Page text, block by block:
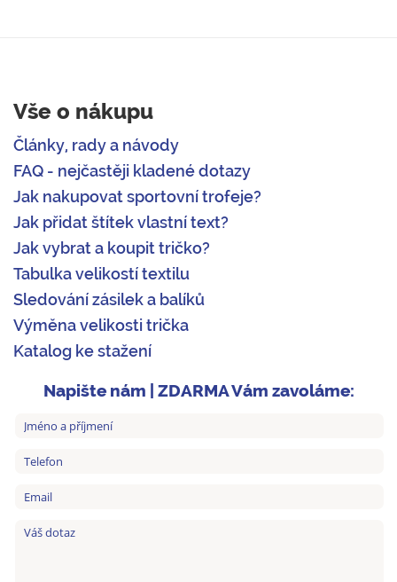
Vše o nákupu
Články, rady a návody
FAQ - nejčastěji kladené dotazy
Jak nakupovat sportovní trofeje?
Jak přidat štítek vlastní text?
Jak vybrat a koupit tričko?
Tabulka velikostí textilu
Sledování zásilek a balíků
Výměna velikosti trička
Katalog ke stažení
Napište nám | ZDARMA Vám zavoláme: